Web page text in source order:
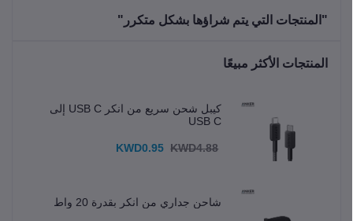
"المنتجات التي يتم شراؤها بشكل متكرر"
المنتجات الأكثر مبيعًا
كيبل شحن سريع من انكر USB C إلى
USB C
KWD0.95 KWD4.88
شاحن جداري من انكر بقدرة 20 واط